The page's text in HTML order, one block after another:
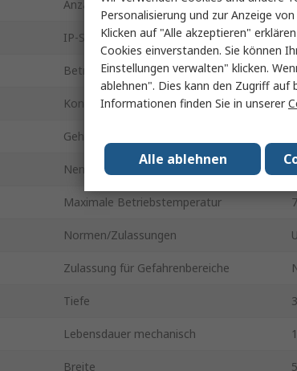
Anzahl der Klemmen 3
IP-Schutzart
Betriebstemperatur min.
Kontakt Nennstrom
Gehäusematerial
Nennspannung Kontakt
Maximale Betriebstemperatur
Normen/Zulassungen
Zulassung für Gefahrenbereiche
Tiefe
Lebensdauer mechanisch
Breite
Personalisierung und zur Anzeige
Klicken auf "Alle akzeptieren"
Cookies einverstanden. Sie können
Einstellungen verwalten" klicken.
ablehnen". Dies kann den Zugriff
Informationen finden Sie in unserer
Alle ablehnen